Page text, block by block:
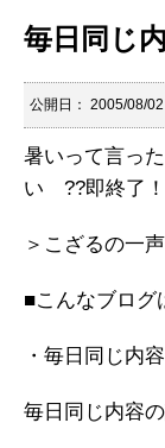
毎日同じ
公開日： 2005/08/02
暑いって言っ
い ??即終了！
＞こざるの一声
■こんなブログ
・毎日同じ内容
毎日同じ内容